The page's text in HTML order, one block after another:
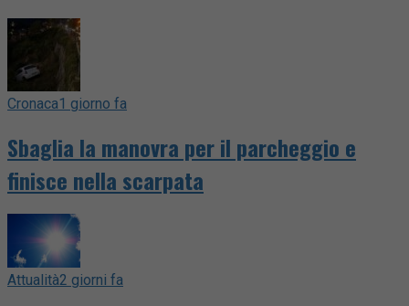
Cronaca1 giorno fa
Sbaglia la manovra per il parcheggio e
finisce nella scarpata
Attualità2 giorni fa